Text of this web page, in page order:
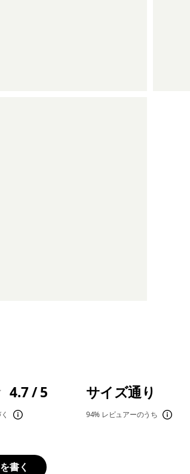
4.7 / 5 サイズ通り
94% レビュアーのうち
書く